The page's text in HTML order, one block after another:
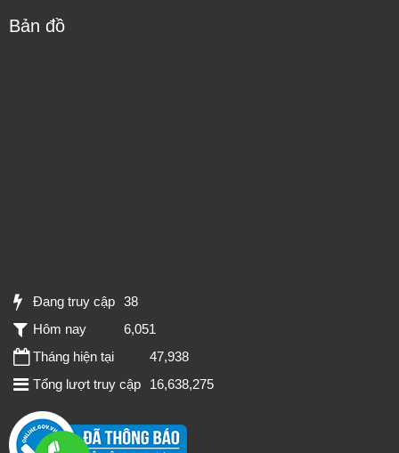
Bản đồ
Đang truy cập 38
Hôm nay
6,051
Tháng hiện tại
47,938
Tổng lượt truy cập
16,638,275